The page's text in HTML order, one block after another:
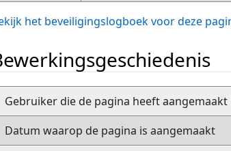
het beveiligingslogboek voor deze
Gebruiker die de pagina heeft aangemaakt
Datum waarop de pagina is aangemaakt